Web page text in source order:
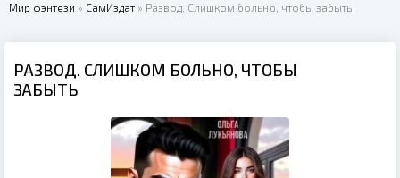
Мир фэнтези » СамИздат » Развод. Слишком больно, чтобы забыть
РАЗВОД. СЛИШКОМ БОЛЬНО, ЧТОБЫ
ЗАБЫТЬ